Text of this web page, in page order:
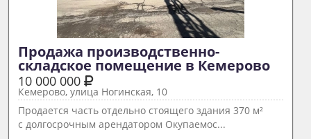
Продажа производственно-
складское помещение в Кемерово
10 000 000
Кемерово, улица Ногинская, 10
Продается часть отдельно стоящего здания 370 м²
с долгосрочным арендатором Окупаемос...